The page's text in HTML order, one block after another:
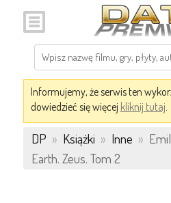
Informujemy, że serwis ten
dowiedzieć się więcej kliknij tutaj.
DP » Książki » Inne »
Earth. Zeus. Tom 2